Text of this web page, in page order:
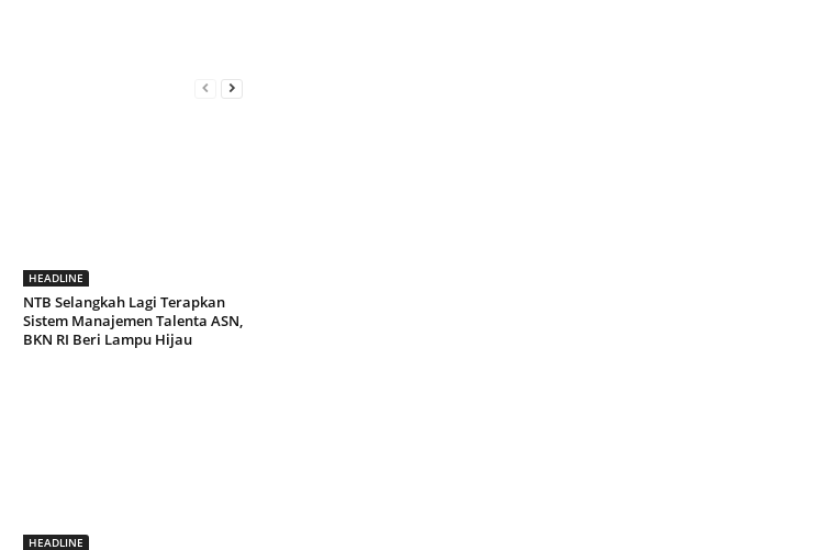
HEADLINE
NTB Selangkah Lagi Terapkan
Sistem Manajemen Talenta ASN,
BKN RI Beri Lampu Hijau
HEADLINE